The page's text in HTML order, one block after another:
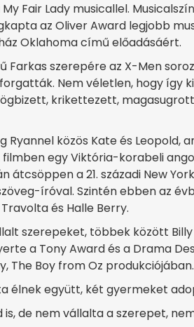
Fair Lady musicallel.
az Oliver Award legjobb
Oklahoma című előadásáért.
szerepére az X-Men
Nem véletlen, hogy így
krikettezett,
Ryannel közös Kate és Leopold,
filmben egy Viktória-korabeli
a 21. századi New
íróval. Szintén ebben az
és Halle Berry.
szerepeket, többek között
a Tony Award és a Drama
The Boy from Oz produkciójában.
élnek együtt, két gyermeket
de nem vállalta a szerepet,